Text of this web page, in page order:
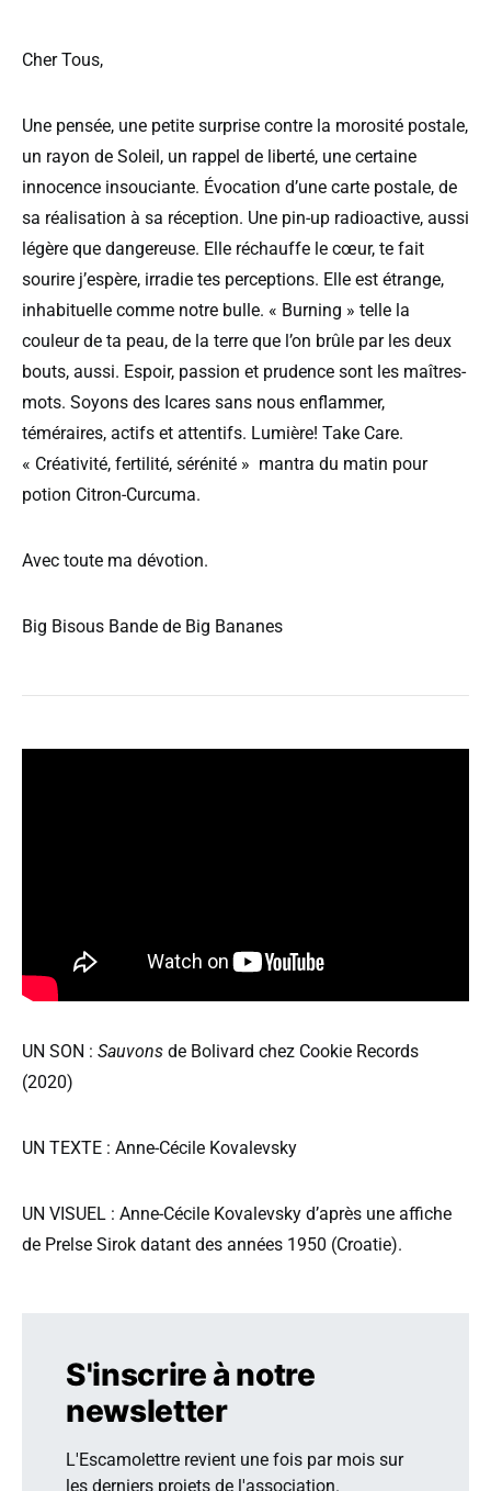
Cher Tous,
Une pensée, une petite surprise contre la morosité postale,
un rayon de Soleil, un rappel de liberté, une certaine
innocence insouciante. Évocation d’une carte postale, de
sa réalisation à sa réception. Une pin-up radioactive, aussi
légère que dangereuse. Elle réchauffe le cœur, te fait
sourire j’espère, irradie tes perceptions. Elle est étrange,
inhabituelle comme notre bulle. « Burning » telle la
couleur de ta peau, de la terre que l’on brûle par les deux
bouts, aussi. Espoir, passion et prudence sont les maîtres-
mots. Soyons des Icares sans nous enflammer,
téméraires, actifs et attentifs. Lumière! Take Care.
« Créativité, fertilité, sérénité » mantra du matin pour
potion Citron-Curcuma.
Avec toute ma dévotion.
Big Bisous Bande de Big Bananes
UN SON : Sauvons de Bolivard chez Cookie Records
(2020)
UN TEXTE : Anne-Cécile Kovalevsky
UN VISUEL : Anne-Cécile Kovalevsky d’après une affiche
de Prelse Sirok datant des années 1950 (Croatie).
S'inscrire à notre
newsletter
L'Escamolettre revient une fois par mois sur
les derniers projets de l'association.